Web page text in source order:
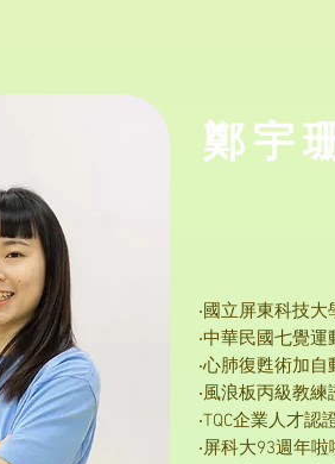
‧國立屏東科技
‧中華民國七覺
‧心肺復甦術加自
‧風浪板丙級教練
‧TQC企業人才認
‧屏科大93週年
鄭宇